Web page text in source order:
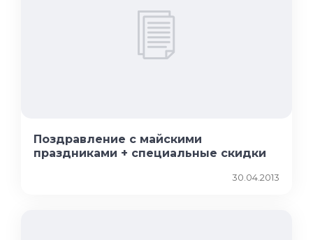
Поздравление с майскими
праздниками + специальные скидки
30.04.2013